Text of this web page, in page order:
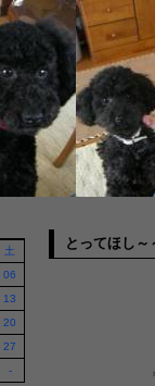
土
06
13
20
27
-
とってほし～
ワンダー